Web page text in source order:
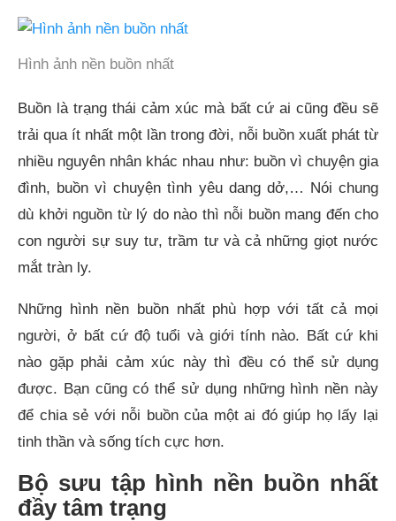
Hình ảnh nền buồn nhất
Buồn là trạng thái cảm xúc mà bất cứ ai cũng đều sẽ
trải qua ít nhất một lần trong đời, nỗi buồn xuất phát từ
nhiều nguyên nhân khác nhau như: buồn vì chuyện gia
đình, buồn vì chuyện tình yêu dang dở,… Nói chung
dù khởi nguồn từ lý do nào thì nỗi buồn mang đến cho
con người sự suy tư, trầm tư và cả những giọt nước
mắt tràn ly.
Những hình nền buồn nhất phù hợp với tất cả mọi
người, ở bất cứ độ tuổi và giới tính nào. Bất cứ khi
nào gặp phải cảm xúc này thì đều có thể sử dụng
được. Bạn cũng có thể sử dụng những hình nền này
để chia sẻ với nỗi buồn của một ai đó giúp họ lấy lại
tinh thần và sống tích cực hơn.
Bộ sưu tập hình nền buồn nhất
đầy tâm trạng